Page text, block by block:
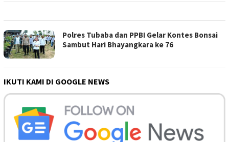
Polres Tubaba dan PPBI Gelar Kontes Bonsai
Sambut Hari Bhayangkara ke 76
IKUTI KAMI DI GOOGLE NEWS